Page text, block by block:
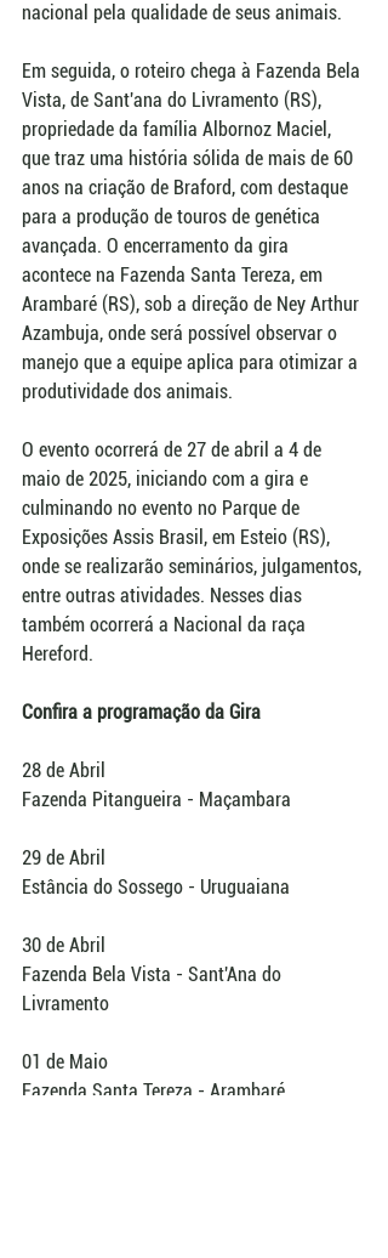
nacional pela qualidade de seus animais.
Em seguida, o roteiro chega à Fazenda Bela
Vista, de Sant'ana do Livramento (RS),
propriedade da família Albornoz Maciel,
que traz uma história sólida de mais de 60
anos na criação de Braford, com destaque
para a produção de touros de genética
avançada. O encerramento da gira
acontece na Fazenda Santa Tereza, em
Arambaré (RS), sob a direção de Ney Arthur
Azambuja, onde será possível observar o
manejo que a equipe aplica para otimizar a
produtividade dos animais.
O evento ocorrerá de 27 de abril a 4 de
maio de 2025, iniciando com a gira e
culminando no evento no Parque de
Exposições Assis Brasil, em Esteio (RS),
onde se realizarão seminários, julgamentos,
entre outras atividades. Nesses dias
também ocorrerá a Nacional da raça
Hereford.
Confira a programação da Gira
28 de Abril
Fazenda Pitangueira - Maçambara
29 de Abril
Estância do Sossego - Uruguaiana
30 de Abril
Fazenda Bela Vista - Sant'Ana do
Livramento
01 de Maio
Fazenda Santa Tereza - Arambaré